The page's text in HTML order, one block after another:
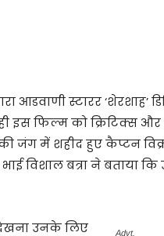
आडवाणी स्टारर
इस फिल्म को क्रिटिक्स
जंग में शहीद हुए कैप्टन
विशाल बत्रा ने बताया
Advt.
उनके लिए